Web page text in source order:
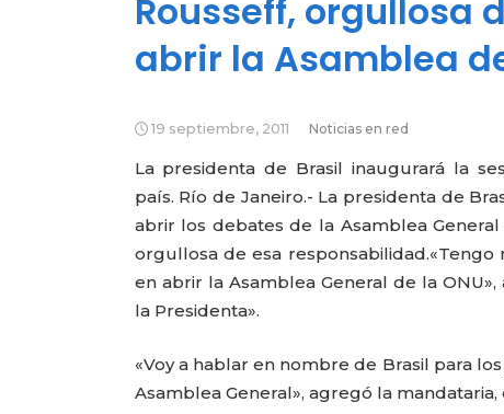
Rousseff, orgullosa
abrir la Asamblea
19 septiembre, 2011 Noticias en red
La presidenta de Brasil inaugurará la
país. Río de Janeiro.- La presidenta de
abrir los debates de la Asamblea
orgullosa de esa responsabilidad.«Tengo
en abrir la Asamblea General de la
la Presidenta».
«Voy a hablar en nombre de Brasil para
Asamblea General», agregó la